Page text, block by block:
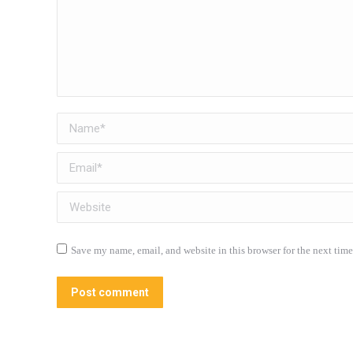
Name *
Email *
Website
Save my name, email, and website in this browser for the next
Post comment